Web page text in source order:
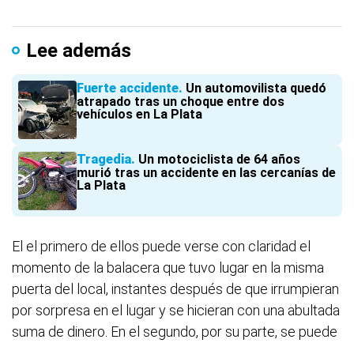
Lee además
Fuerte accidente Un automovilista quedó
atrapado tras un choque entre dos
vehículos en La Plata
Tragedia Un motociclista de 64 años
murió tras un accidente en las cercanías de
La Plata
El el primero de ellos puede verse con claridad el
momento de la balacera que tuvo lugar en la misma
puerta del local, instantes después de que irrumpieran
por sorpresa en el lugar y se hicieran con una abultada
suma de dinero. En el segundo, por su parte, se puede